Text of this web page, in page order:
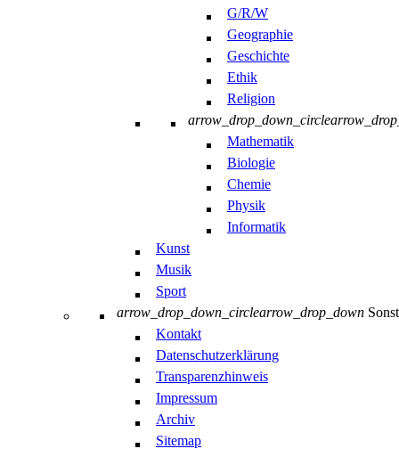
G/R/W
Geographie
Geschichte
Ethik
Religion
arrow_drop_down_circle
Mathematik
Biologie
Chemie
Physik
Informatik
Kunst
Musik
Sport
arrow_drop_down_circlearrow_drop_down
Kontakt
Datenschutzerklärung
Transparenzhinweis
Impressum
Archiv
Sitemap